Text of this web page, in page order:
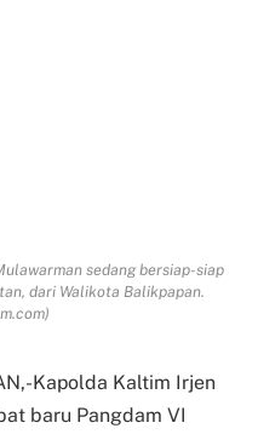
sedang bersiap-siap
dari Walikota Balikpapan.
Kapolda Kaltim Irjen
baru Pangdam VI